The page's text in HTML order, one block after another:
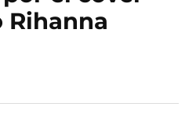
Rihanna